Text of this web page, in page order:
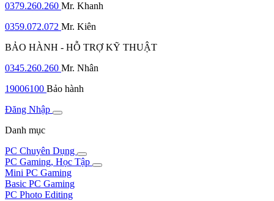
0379.260.260 Mr. Khanh
0359.072.072 Mr. Kiên
BẢO HÀNH - HỖ TRỢ KỸ THUẬT
0345.260.260 Mr. Nhân
19006100 Bảo hành
Đăng Nhập
Danh mục
PC Chuyên Dụng
PC Gaming, Học Tập
Mini PC Gaming
Basic PC Gaming
PC Photo Editing